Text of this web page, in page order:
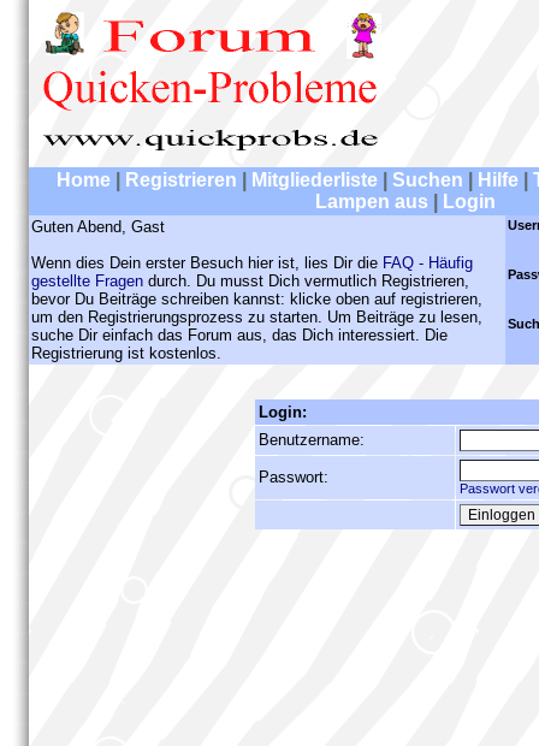
Home Registrieren Mitgliederliste Suchen Hilfe
Lampen aus
Login
Guten Abend, Gast
Wenn dies Dein erster Besuch hier ist, lies Dir die FAQ - Häufig
gestellte Fragen durch. Du musst Dich vermutlich Registrieren,
bevor Du Beiträge schreiben kannst: klicke oben auf registrieren,
um den Registrierungsprozess zu starten. Um Beiträge zu lesen,
suche Dir einfach das Forum aus, das Dich interessiert. Die
Registrierung ist kostenlos.
Login:
Benutzername:
Passwort:
Passwort